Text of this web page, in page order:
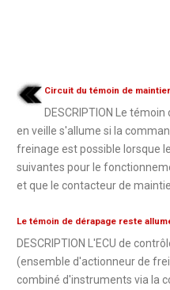
Circuit du témoin de
DESCRIPTION Le
en veille s'allume si la
freinage est possible lorsque
suivantes pour le
et que le contacteur de
Le témoin de dérapage reste
DESCRIPTION L'ECU de
(ensemble d'actionneur de
combiné d'instruments via la